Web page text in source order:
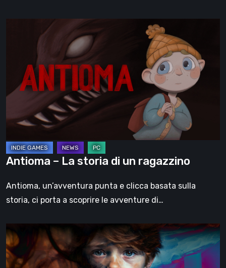
storia
un
ragazzino
Antioma – La storia di un ragazzino
Antioma, un’avventura punta e clicca basata sulla
storia, ci porta a scoprire le avventure di…
Recensione
di
The